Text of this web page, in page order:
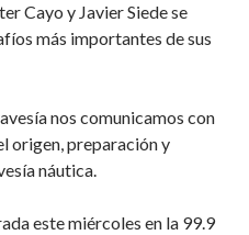
Cayo y Javier Siede se
más importantes de sus
nos comunicamos con
origen, preparación y
náutica.
este miércoles en la 99.9